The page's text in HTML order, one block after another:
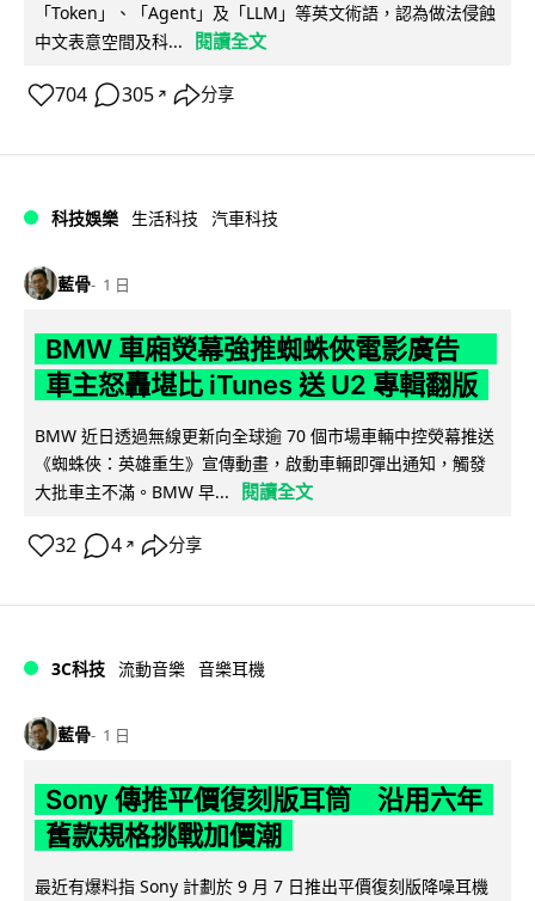
「Token」、「Agent」及「LLM」等英文術語，認為做法侵蝕
中文表意空間及科...
閱讀全文
704 305 ↗ 分享
科技娛樂 生活科技 汽車科技
藍骨 1 日
BMW 車廂熒幕強推蜘蛛俠電影廣告
車主怒轟堪比 iTunes 送 U2 專輯翻版
BMW 近日透過無線更新向全球逾 70 個市場車輛中控熒幕推送
《蜘蛛俠：英雄重生》宣傳動畫，啟動車輛即彈出通知，觸發
大批車主不滿。BMW 早...
閱讀全文
32 4 ↗ 分享
3C科技 流動音樂 音樂耳機
藍骨 1 日
Sony 傳推平價復刻版耳筒 沿用六年
舊款規格挑戰加價潮
最近有爆料指 Sony 計劃於 9 月 7 日推出平價復刻版降噪耳機